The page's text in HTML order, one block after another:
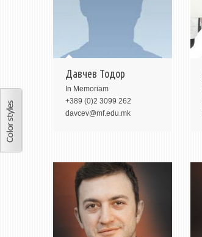
Давчев Тодор
In Memoriam
+389 (0)2 3099 262
davcev@mf.edu.mk